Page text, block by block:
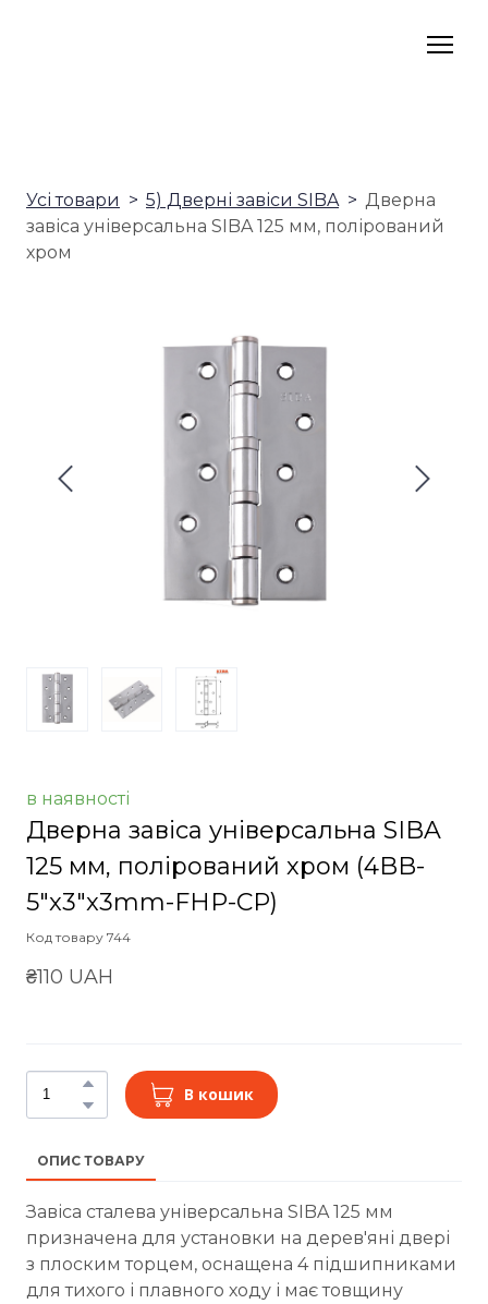
Усі товари 5) Дверні завіси SIBA
Дверна
завіса універсальна SIBA 125 мм, полірований
хром
в наявності
Дверна завіса універсальна SIBA
125 мм, полірований хром (4BB-
5"x3"x3mm-FHP-CP)
Код товару 744
₴110 UAH
В кошик
ОПИС ТОВАРУ
Завіса сталева універсальна SIBA 125 мм
призначена для установки на дерев'яні двері
з плоским торцем, оснащена 4 підшипниками
для тихого і плавного ходу і має товщину